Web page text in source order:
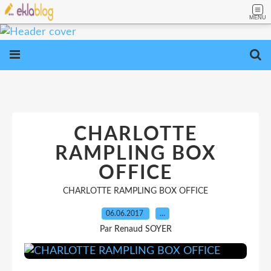
MENU
CHARLOTTE
RAMPLING BOX
OFFICE
CHARLOTTE RAMPLING BOX OFFICE
06.06.2017 …
Par Renaud SOYER